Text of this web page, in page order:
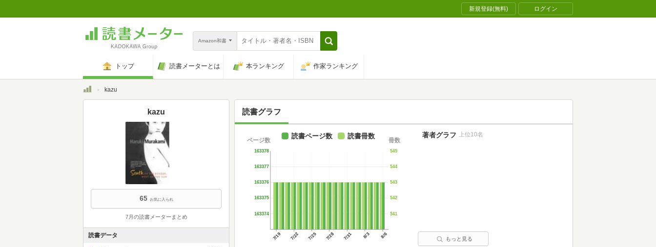
新規登録(無料) ログイン
Amazon和書
トップ 読書メーターとは 本ランキング 作家ランキング
トップkazu
読書グラフ
7/19 7/22 7/25 7/28 7/31 8/3 8/6
163374
163375
163376
163377
163378
ページ数
541
542
543
544
545
冊数
読書ページ数 読書冊数 著者グラフ 上位10名
もっと見る
kazu
65 お気に入られ
7月の読書メーターまとめ
読書データ